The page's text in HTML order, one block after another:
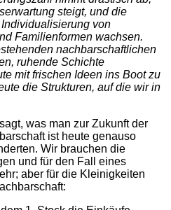
steigt, und die
von
Familienformen wachsen.
nachbarschaftlichen
ruhende Schichte
mit frischen Ideen ins Boot zu
die Strukturen, auf die wir in
was man zur Zukunft der
ist heute genauso
Wir brauchen die
und für den Fall eines
aber für die Kleinigkeiten